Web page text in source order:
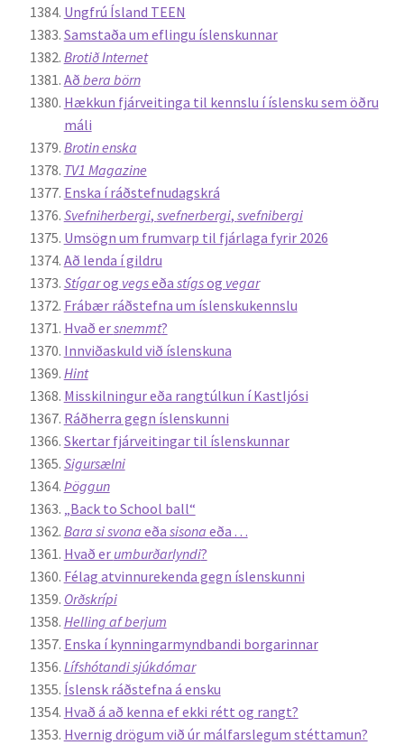
Ungfrú Ísland TEEN
Samstaða um eflingu íslenskunnar
Brotið Internet
Að bera börn
Hækkun fjárveitinga til kennslu í íslensku sem öðru
máli
Brotin enska
TV1 Magazine
Enska í ráðstefnudagskrá
Svefniherbergi, svefnerbergi, svefnibergi
Umsögn um frumvarp til fjárlaga fyrir 2026
Að lenda í gildru
Stígarog vegseða stígsog vegar
Frábær ráðstefna um íslenskukennslu
Hvað ersnemmt?
Innviðaskuld við íslenskuna
Hint
Misskilningur eða rangtúlkun í Kastljósi
Ráðherra gegn íslenskunni
Skertar fjárveitingar til íslenskunnar
Sigursælni
Þöggun
„Back to School ball“
Bara si svona eða sisona eða . . .
Hvað er umburðarlyndi?
Félag atvinnurekenda gegn íslenskunni
Orðskrípi
Helling af berjum
Enska í kynningarmyndbandi borgarinnar
Lífshótandi sjúkdómar
Íslensk ráðstefna á ensku
Hvað á að kenna ef ekki rétt og rangt?
Hvernig drögum við úr málfarslegum stéttamun?